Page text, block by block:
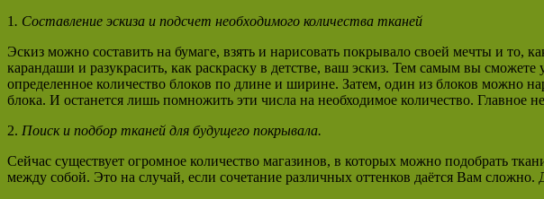
1. Составление эскиза и подсчет необходимого количества тканей
Эскиз можно составить на бумаге, взять и нарисовать покрывало своей мечты и то,
карандаши и разукрасить, как раскраску в детстве, ваш эскиз. Тем самым вы сможете
определенное количество блоков по длине и ширине. Затем, один из блоков можно
блока. И останется лишь помножить эти числа на необходимое количество. Главное
2. Поиск и подбор тканей для будущего покрывала.
Сейчас существует огромное количество магазинов, в которых можно подобрать
между собой. Это на случай, если сочетание различных оттенков даётся Вам